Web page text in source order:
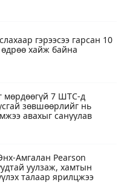
гэрээсээ гарсан 10
хайж байна
мөрдөөгүй 7 ШТС-д
зөвшөөрлийг нь
авахыг сануулав
Амгалан Pearson
уулзаж, хамтын
талаар ярилцжээ